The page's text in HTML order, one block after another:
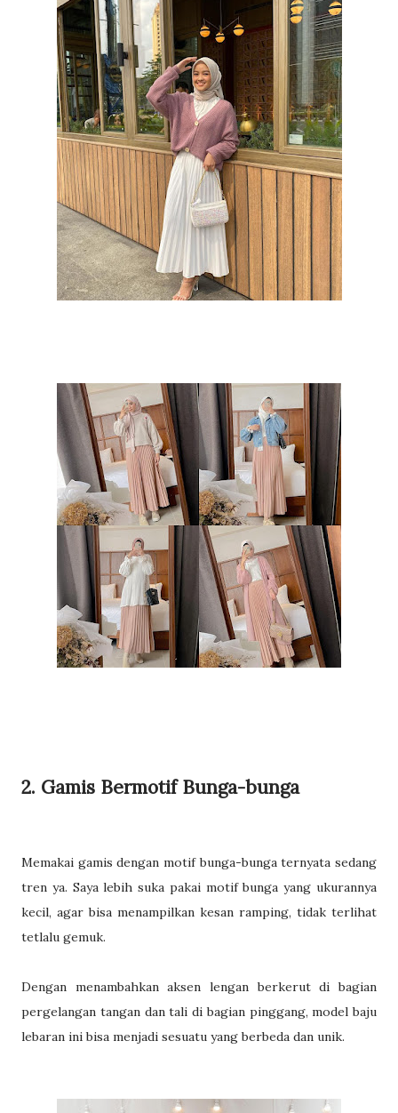
2. Gamis Bermotif Bunga-bunga
Memakai gamis dengan motif bunga-bunga ternyata sedang
tren ya. Saya lebih suka pakai motif bunga yang ukurannya
kecil, agar bisa menampilkan kesan ramping, tidak terlihat
tetlalu gemuk.
Dengan menambahkan aksen lengan berkerut di bagian
pergelangan tangan dan tali di bagian pinggang, model baju
lebaran ini bisa menjadi sesuatu yang berbeda dan unik.